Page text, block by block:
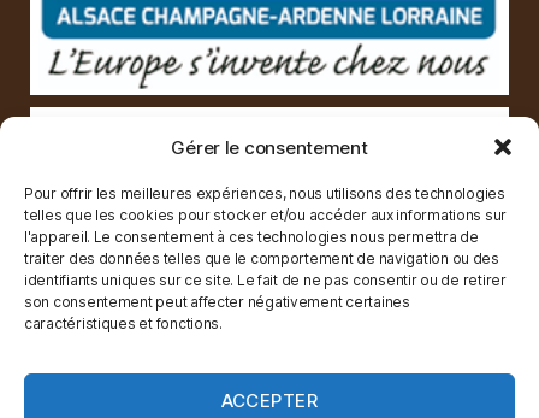
Gérer le consentement
Pour offrir les meilleures expériences, nous utilisons des technologies
telles que les cookies pour stocker et/ou accéder aux informations sur
l'appareil. Le consentement à ces technologies nous permettra de
traiter des données telles que le comportement de navigation ou des
identifiants uniques sur ce site. Le fait de ne pas consentir ou de retirer
son consentement peut affecter négativement certaines
caractéristiques et fonctions.
ACCEPTER